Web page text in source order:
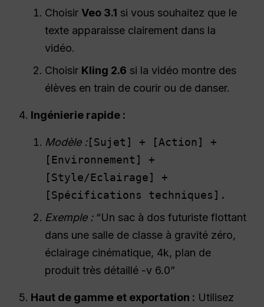
ChoisirVeo 3.1 si vous souhaitez que le
texte apparaisse clairement dans la
vidéo.
Choisir Kling 2.6 si la vidéo montre des
élèves en train de courir ou de danser.
Ingénierie rapide :
Modèle :[Sujet] + [Action] +
[Environnement] +
[Style/Eclairage] +
[Spécifications techniques].
Exemple :“Un sac à dos futuriste flottant
dans une salle de classe à gravité zéro,
éclairage cinématique, 4k, plan de
produit très détaillé -v 6.0”
Haut de gamme et exportation : Utilisez